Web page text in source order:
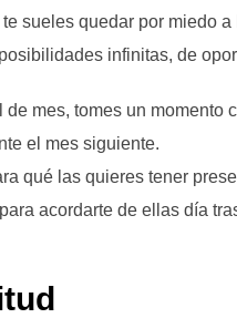
sueles quedar por miedo
infinitas, de
mes, tomes un momento
el mes siguiente.
qué las quieres tener
acordarte de ellas día